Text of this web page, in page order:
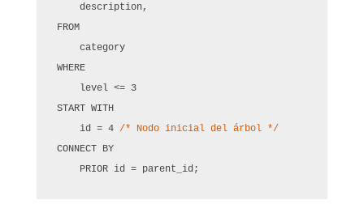
    description,
FROM
    category
WHERE
    level <= 3
START WITH
    id = 4
/* Nodo inicial del árbol */
CONNECT BY
    PRIOR id = parent_id;